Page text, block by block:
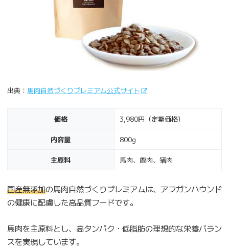
出典： 馬肉自然づくりプレミアム公式サイト
価格 3,980円（定期価格）
内容量 800g
主原料 馬肉、鹿肉、猪肉
国産無添加の馬肉自然づくりプレミアムは、アフガンハウンド
の健康に配慮した高品質フードです。
馬肉を主原料とし、高タンパク・低脂肪の理想的な栄養バラン
スを実現しています。